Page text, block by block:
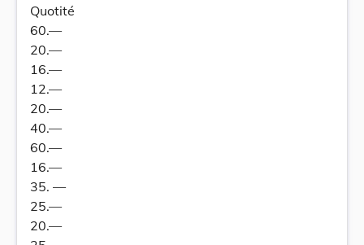
Quotité
60.—
20.—
16.—
12.—
20.—
40.—
60.—
16.—
35. —
25.—
20.—